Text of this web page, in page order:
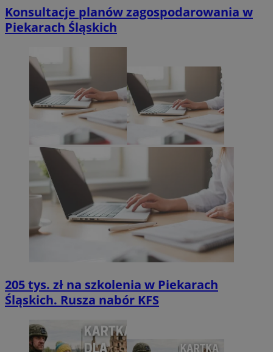
Konsultacje planów zagospodarowania w
Piekarach Śląskich
205 tys. zł na szkolenia w Piekarach
Śląskich. Rusza nabór KFS